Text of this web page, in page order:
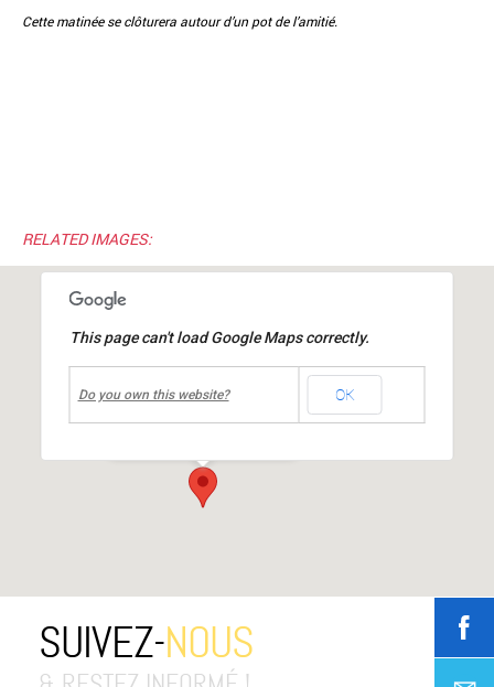
Cette matinée se clôturera autour d’un pot de l’amitié.
RELATED IMAGES:
Halle Louis MIACHON
This page can't load Google Maps correctly.
Do you own this website? OK
SUIVEZ-NOUS